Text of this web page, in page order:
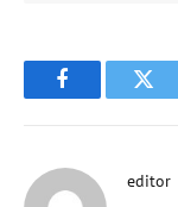
Facebook
editor